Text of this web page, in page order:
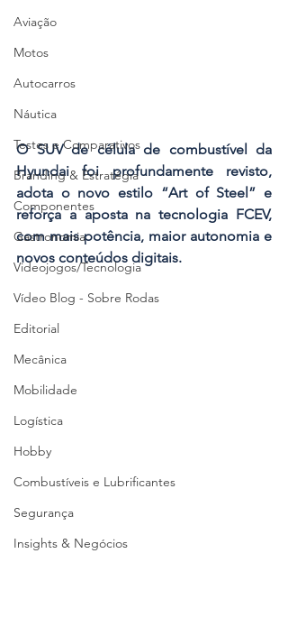
Aviação
Motos
Autocarros
Náutica
Testes e Comparativos
Branding & Estratégia
Componentes
Gastronomia
Videojogos/Tecnologia
Vídeo Blog - Sobre Rodas
Editorial
Mecânica
Mobilidade
Logística
Hobby
Combustíveis e Lubrificantes
Segurança
Insights & Negócios
O SUV de célula de combustível da
Hyundai foi profundamente revisto,
adota o novo estilo “Art of Steel” e
reforça a aposta na tecnologia FCEV,
com mais potência, maior autonomia e
novos conteúdos digitais.